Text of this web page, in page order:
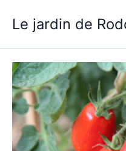
contenu
Le jardin de